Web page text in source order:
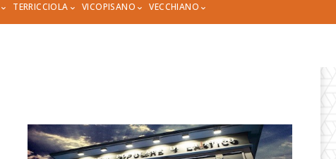
TERRICCIOLA VICOPISANO VECCHIANO